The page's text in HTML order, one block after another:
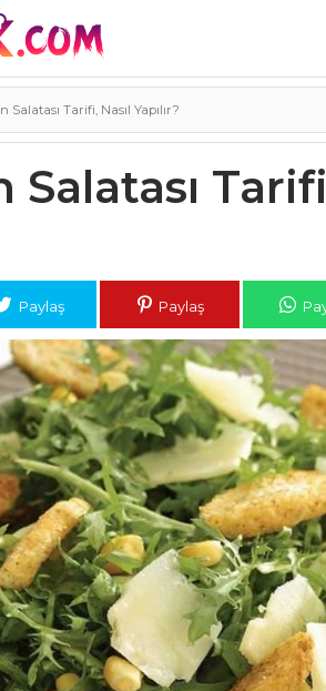
Salatası Tarifi, Nasıl Yapılır?
Paylaş Paylaş